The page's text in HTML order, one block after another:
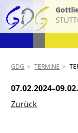
GDG TERMINE
Zurück